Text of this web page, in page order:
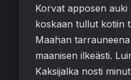
Korvat apposen auki
koskaan tullut kotiin
Maahan
maanisen ilkeästi.
Kaksijalka nosti